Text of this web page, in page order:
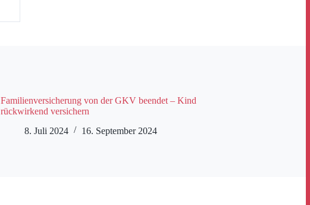
Familienversicherung von der GKV beendet – Kind
rückwirkend versichern
8. Juli 2024
16. September 2024